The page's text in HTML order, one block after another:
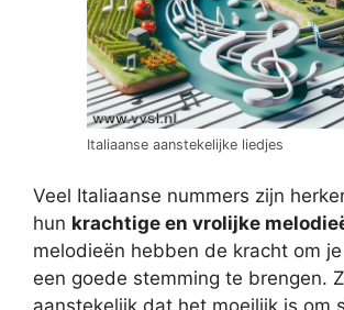
Italiaanse aanstekelijke liedjes
Veel Italiaanse nummers zijn
hun krachtige en vrolijke
melodieën hebben de kracht om
een goede stemming te brengen.